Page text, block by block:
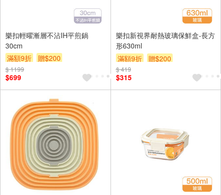
樂扣輕曜漸層不沾IH平煎鍋
30cm
滿額9折
贈$200
$ 1199
$699
樂扣新視界耐熱玻璃保鮮盒-長方
形630ml
滿額9折
贈$200
$ 419
$315